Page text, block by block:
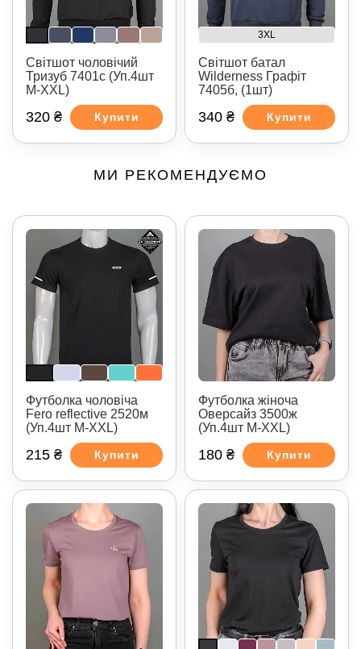
Світшот чоловічий
Тризуб 7401с (Уп.4шт
M-XXL)
320 ₴ Купити
3XL
Світшот батал
Wilderness Графіт
7405б, (1шт)
340 ₴ Купити
МИ РЕКОМЕНДУЄМО
Футболка чоловіча
Fero reflective 2520м
(Уп.4шт M-XXL)
215 ₴ Купити
Футболка жіноча
Оверсайз 3500ж
(Уп.4шт M-XXL)
180 ₴ Купити